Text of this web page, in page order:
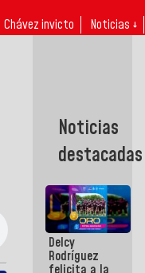
Chávez invicto Noticias ↓
Noticias
destacadas
Delcy
Rodríguez